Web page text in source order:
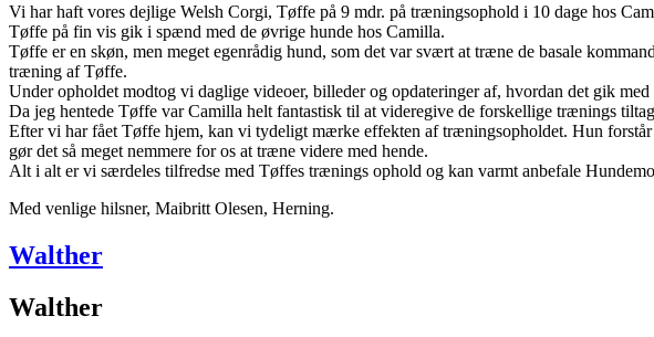
Vi har haft vores dejlige Welsh Corgi, Tøffe på 9 mdr. på træningsophold i 10 dage hos
Tøffe på fin vis gik i spænd med de øvrige hunde hos Camilla.
Tøffe er en skøn, men meget egenrådig hund, som det var svært at træne de basale
træning af Tøffe.
Under opholdet modtog vi daglige videoer, billeder og opdateringer af, hvordan det gik
Da jeg hentede Tøffe var Camilla helt fantastisk til at videregive de forskellige trænings
Efter vi har fået Tøffe hjem, kan vi tydeligt mærke effekten af træningsopholdet. Hun
gør det så meget nemmere for os at træne videre med hende.
Alt i alt er vi særdeles tilfredse med Tøffes trænings ophold og kan varmt anbefale
Med venlige hilsner, Maibritt Olesen, Herning.
Walther
Walther